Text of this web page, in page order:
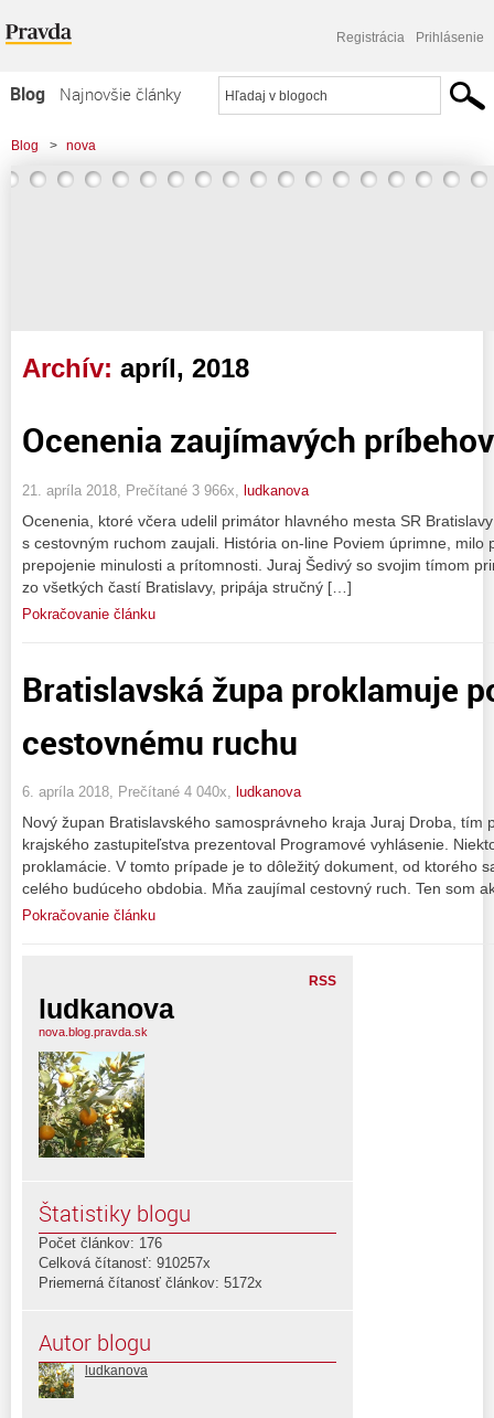
Registrácia Prihlásenie
Blog
Najnovšie články
Najčítanejšie články
Najkomentovanejšie články
Blog > nova
Archív: apríl, 2018
Ocenenia zaujímavých príbehov
21. apríla 2018, Prečítané 3 966x, ludkanova
Ocenenia, ktoré včera udelil primátor hlavného mesta SR
s cestovným ruchom zaujali. História on-line Poviem úprimne, milo
prepojenie minulosti a prítomnosti. Juraj Šedivý so svojim tímom
zo všetkých častí Bratislavy, pripája stručný […]
Pokračovanie článku
Bratislavská župa proklamuje
cestovnému ruchu
6. apríla 2018, Prečítané 4 040x, ludkanova
Nový župan Bratislavského samosprávneho kraja Juraj Droba, tím
krajského zastupiteľstva prezentoval Programové vyhlásenie.
proklamácie. V tomto prípade je to dôležitý dokument, od ktorého
celého budúceho obdobia. Mňa zaujímal cestovný ruch. Ten som
Pokračovanie článku
RSS
ludkanova
nova.blog.pravda.sk
Štatistiky blogu
Počet článkov: 176
Celková čítanosť: 910257x
Priemerná čítanosť článkov: 5172x
Autor blogu
ludkanova